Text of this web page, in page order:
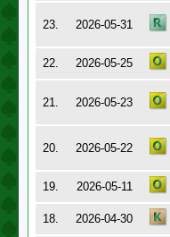
23. 2026-05-31
22.
2026-05-25
21. 2026-05-23
20. 2026-05-22
19. 2026-05-11
18.
2026-04-30